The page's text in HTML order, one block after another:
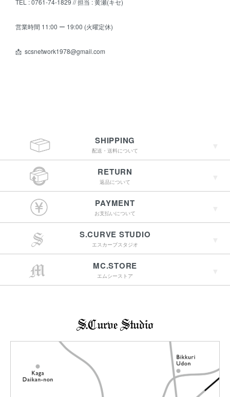
TEL : 0761-74-1829 // 担当 : 黄瀬(キセ)
営業時間 11:00 ー 19:00 (火曜定休)
📩 scsnetwork1978@gmail.com
SHIPPING
配送・送料について
￥4,400（税込）以上
のご購入で送料無料
15:00までのご注文で
最短翌営業日配送
RETURN
返品について
→詳しくはこちらへ
PAYMENT
お支払いについて
S.CURVE STUDIO
エスカーブスタジオ
MC.STORE
エムシーストア